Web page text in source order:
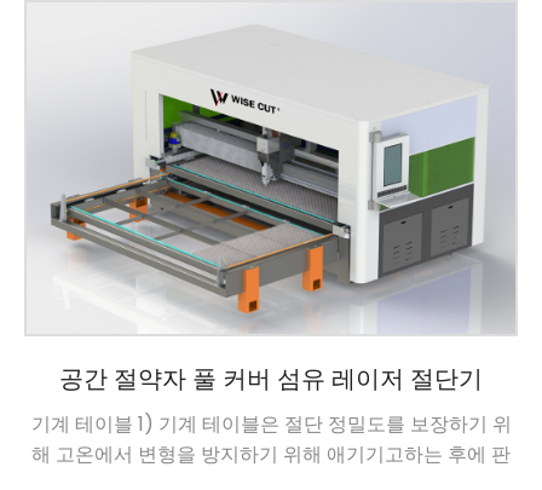
에 의해 가공 물자를 설치하고, 0.02mm (용접 기분 열처
리 거품 침대) 항공 알루미늄 2) 레이저 기계 광속을 가진
표면 평평성 오류를 설치합니다 […]
공간 절약자 풀 커버 섬유 레이저 절단기
기계 테이블 1) 기계 테이블은 절단 정밀도를 보장하기 위
해 고온에서 변형을 방지하기 위해 애기기고하는 후에 판